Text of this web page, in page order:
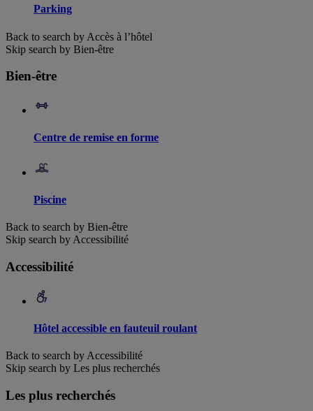
Parking
Back to search by Accès à l’hôtel
Skip search by Bien-être
Bien-être
Centre de remise en forme
Piscine
Back to search by Bien-être
Skip search by Accessibilité
Accessibilité
Hôtel accessible en fauteuil roulant
Back to search by Accessibilité
Skip search by Les plus recherchés
Les plus recherchés